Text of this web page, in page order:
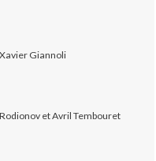
Xavier Giannoli
et Avril Tembouret